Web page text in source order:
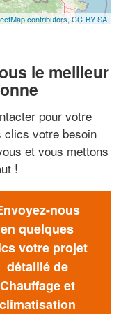
contributors, CC-BY-SA
le meilleur
pour votre
clics votre besoin
et vous mettons
!
nous
en quelques
votre projet
détaillé de
Chauffage et
climatisation